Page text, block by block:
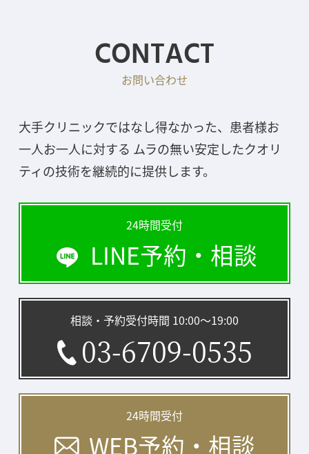
CONTACT
お問い合わせ
大手クリニックではなし得なかった、患者様お
一人お一人に対する ムラの無い安定したクオリ
ティの技術を継続的に提供します。
相談・予約受付時間 10:00〜19:00
03-6709-0535
24時間受付
LINE予約・相談
24時間受付
WEB予約・相談